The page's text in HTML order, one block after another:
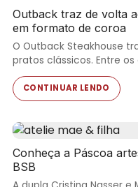
Outback traz de volta
em formato de coroa
O Outback Steakhouse
pratos clássicos. Entre
CONTINUAR LENDO
Conheça a Páscoa
BSB